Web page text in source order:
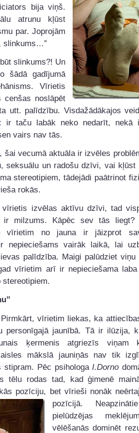
bija viņš.
atrunu kļūst
par. Joprojām
slinkums…”
slinkums?! Un
šādā gadījumā
Vīrietis
cenšas noslāpēt
utt. palīdzību. Visdažādākajos
ir taču labāk neko nedarīt, nekā
vairs nav tās.
šai vecumā aktuāla ir izvēles
seksuālu un radošu dzīvi, vai kļūst
stereotipiem, tādejādi paātrinot
rokās.
vīrietis izvēlas aktīvu dzīvi, tad
ir milzums. Kāpēc sev tās liegt?
vīrietim no jauna ir jāizprot
nepieciešams vairāk laikā, lai
palīdzība. Maigi palūdziet viņu
vīrietim arī ir nepieciešama
stereotipiem.
vīrietim liekas, ka
personīgajā jaunībā. Tā ir ilūzija,
ķermenis atgriezīs viņam
mākslā jauniņās nav tik
Pēc psihologa I.Dorno
tēlu rodas tad, kad ģimenē
pozīciju, bet vīrieši nonāk
pozīcijā.
pielūdzējas
vēlēšanās dominēt